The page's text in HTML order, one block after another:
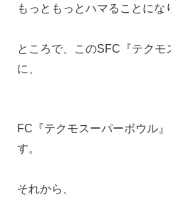
もっともっとハマることにな
ところで、このSFC『テクモ
に、
FC『テクモスーパーボウル
す。
それから、